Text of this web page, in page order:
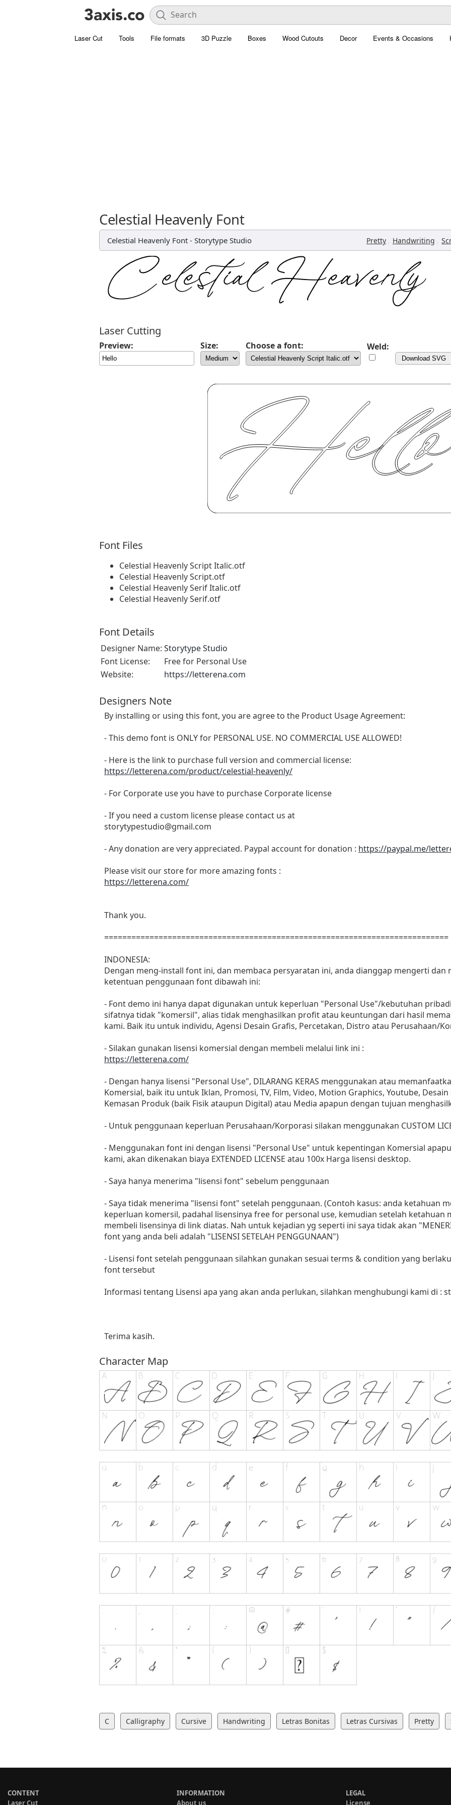
Laser Cut Tools File formats 3D Puzzle Boxes Wood Cutouts Decor Events & Occasions
Celestial Heavenly Font
Celestial Heavenly Font - Storytype Studio Pretty , Handwriting ,
Laser Cutting
Preview: Size: Choose a font: Weld:
Download SVG
Font Files
Celestial Heavenly Script Italic.otf
Celestial Heavenly Script.otf
Celestial Heavenly Serif Italic.otf
Celestial Heavenly Serif.otf
Font Details
Designer Name: Storytype Studio
Font License:
Free for Personal Use
Website:
https://letterena.com
Designers Note
By installing or using this font, you are agree to the Product Usage Agreement:
- This demo font is ONLY for PERSONAL USE. NO COMMERCIAL USE ALLOWED!
- Here is the link to purchase full version and commercial license:
https://letterena.com/product/celestial-heavenly/
- For Corporate use you have to purchase Corporate license
- If you need a custom license please contact us at
storytypestudio@gmail.com
- Any donation are very appreciated. Paypal account for donation : https://paypal.me/
Please visit our store for more amazing fonts :
https://letterena.com/
Thank you.
============================================================================
INDONESIA:
Dengan meng-install font ini, dan membaca persyaratan ini, anda dianggap mengerti dan
ketentuan penggunaan font dibawah ini:
- Font demo ini hanya dapat digunakan untuk keperluan "Personal Use"/kebutuhan
sifatnya tidak "komersil", alias tidak menghasilkan profit atau keuntungan dari hasil
kami. Baik itu untuk individu, Agensi Desain Grafis, Percetakan, Distro atau Perusahaan/
- Silakan gunakan lisensi komersial dengan membeli melalui link ini :
https://letterena.com/
- Dengan hanya lisensi "Personal Use", DILARANG KERAS menggunakan atau
Komersial, baik itu untuk Iklan, Promosi, TV, Film, Video, Motion Graphics, Youtube,
Kemasan Produk (baik Fisik ataupun Digital) atau Media apapun dengan tujuan
- Untuk penggunaan keperluan Perusahaan/Korporasi silakan menggunakan CUSTOM
- Menggunakan font ini dengan lisensi "Personal Use" untuk kepentingan Komersial
kami, akan dikenakan biaya EXTENDED LICENSE atau 100x Harga lisensi desktop.
- Saya hanya menerima "lisensi font" sebelum penggunaan
- Saya tidak menerima "lisensi font" setelah penggunaan. (Contoh kasus: anda ketahuan
keperluan komersil, padahal lisensinya free for personal use, kemudian setelah ketahuan
membeli lisensinya di link diatas. Nah untuk kejadian yg seperti ini saya tidak akan
font yang anda beli adalah "LISENSI SETELAH PENGGUNAAN")
- Lisensi font setelah penggunaan silahkan gunakan sesuai terms & condition yang
font tersebut
Informasi tentang Lisensi apa yang akan anda perlukan, silahkan menghubungi kami di :
Terima kasih.
Character Map
C Calligraphy Cursive Handwriting Letras Bonitas Letras Cursivas Pretty
CONTENT
Laser Cut
INFORMATION
About us
LEGAL
License